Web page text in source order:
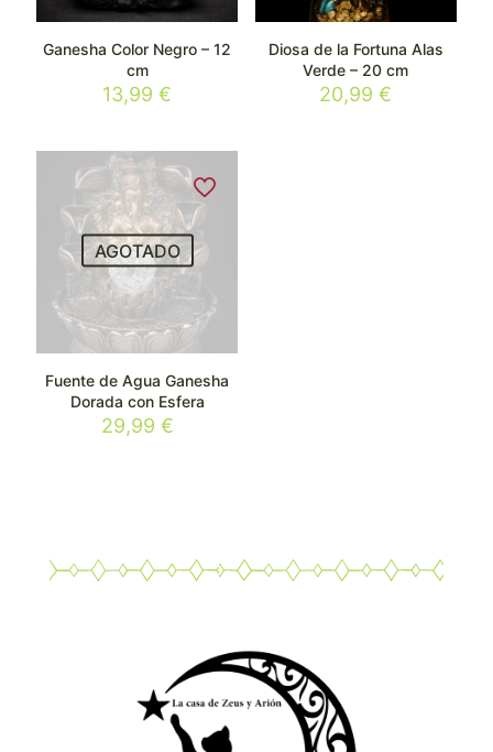
Ganesha Color Negro – 12
cm
13,99€
Diosa de la Fortuna Alas
Verde – 20 cm
20,99€
AGOTADO
Fuente de Agua Ganesha
Dorada con Esfera
29,99 €